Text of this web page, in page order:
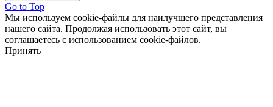
Go to Top
Мы используем cookie-файлы для наилучшего представления
нашего сайта. Продолжая использовать этот сайт, вы
соглашаетесь с использованием cookie-файлов.
Принять